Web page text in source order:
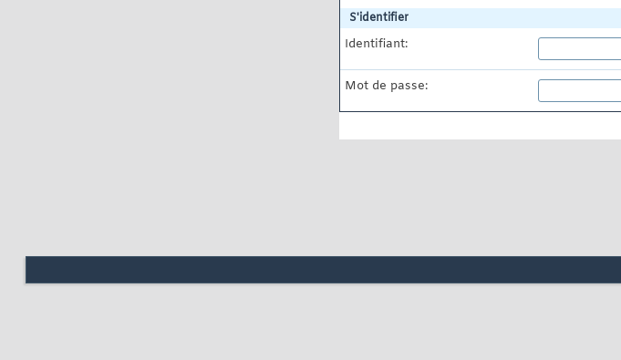
S'identifier
Identifiant:
Mot de passe: